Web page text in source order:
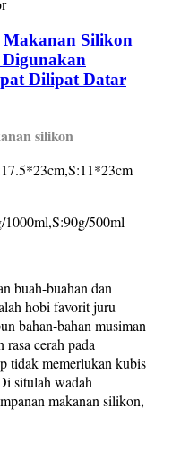
Makanan Silikon
Digunakan
Dilipat Datar
silikon
500ml
buah-buahan dan
hobi favorit juru
bahan-bahan musiman
rasa cerah pada
tidak memerlukan kubis
situlah wadah
makanan silikon,